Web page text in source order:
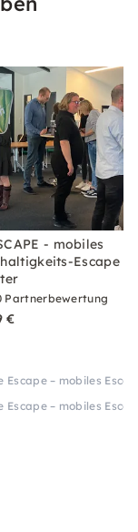
- mobiles
Escape
Partnerbewertung
€
Escape – mobiles
Escape – mobiles